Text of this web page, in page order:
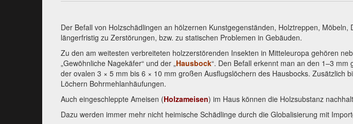
Der Befall von Holzschädlingen an hölzernen Kunstgegenständen, Holztreppen, Möbeln,
längerfristig zu Zerstörungen, bzw. zu statischen Problemen in Gebäuden.
Zu den am weitesten verbreiteten holzzerstörenden Insekten in Mitteleuropa gehören
„Gewöhnliche Nagekäfer“ und der „Hausbock“. Den Befall erkennt man an den 1–3
der ovalen 3 × 5 mm bis 6 × 10 mm großen Ausflugslöchern des Hausbocks. Zusätzlich
Löchern Bohrmehlanhäufungen.
Auch eingeschleppte Ameisen (Holzameisen) im Haus können die Holzsubstanz
Dazu werden immer mehr nicht heimische Schädlinge durch die Globalisierung mit